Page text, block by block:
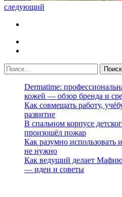
следующий
Dermatime:
кожей — обзор бренда и
Как совмещать работу,
развитие
В спальном корпусе
произошёл пожар
Как разумно использовать
не нужно
Как ведущий делает Мафию
— идеи и советы